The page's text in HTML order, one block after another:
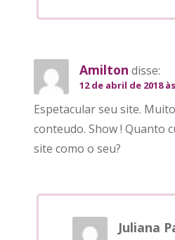
Amilton disse:
12 de abril de 2018
Espetacular seu site.
conteudo. Show ! Quanto
site como o seu?
Juliana